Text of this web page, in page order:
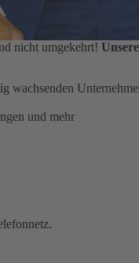
nicht umgekehrt! Unsere
wachsenden
und mehr